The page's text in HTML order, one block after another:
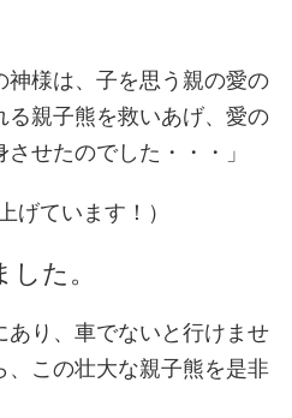
様は、子を思う親の愛の
親子熊を救いあげ、愛の
せたのでした・・・」
げています！）
た。
り、車でないと行けませ
、この壮大な親子熊を是非